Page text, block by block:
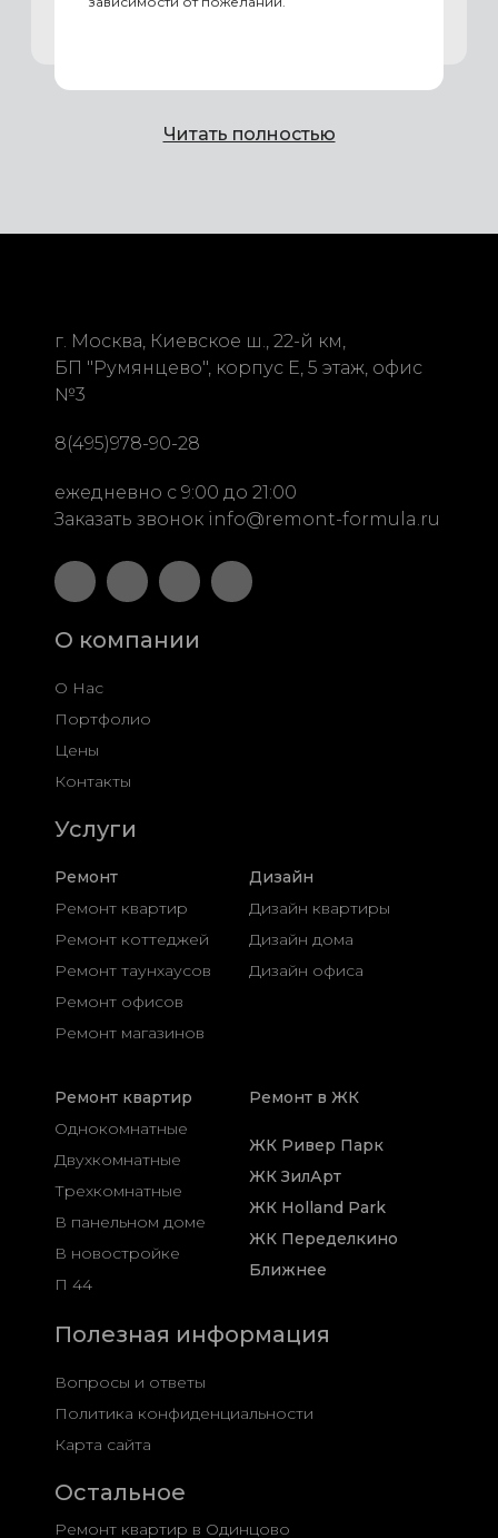
Читать полностью
г. Москва, Киевское ш., 22-й км,
БП "Румянцево", корпус Е, 5 этаж, офис
№3
8(495)978-90-28
ежедневно с 9:00 до 21:00
Заказать звонок info@remont-formula.ru
О компании
О Нас
Портфолио
Цены
Контакты
Услуги
Ремонт
Ремонт квартир
Ремонт коттеджей
Ремонт таунхаусов
Ремонт офисов
Ремонт магазинов
Дизайн
Дизайн квартиры
Дизайн дома
Дизайн офиса
Ремонт квартир
Однокомнатные
Двухкомнатные
Трехкомнатные
В панельном доме
В новостройке
П 44
Ремонт в ЖК
ЖК Ривер Парк
ЖК ЗилАрт
ЖК Holland Park
ЖК Переделкино
Ближнее
Полезная информация
Вопросы и ответы
Политика конфиденциальности
Карта сайта
Остальное
Ремонт квартир в Одинцово